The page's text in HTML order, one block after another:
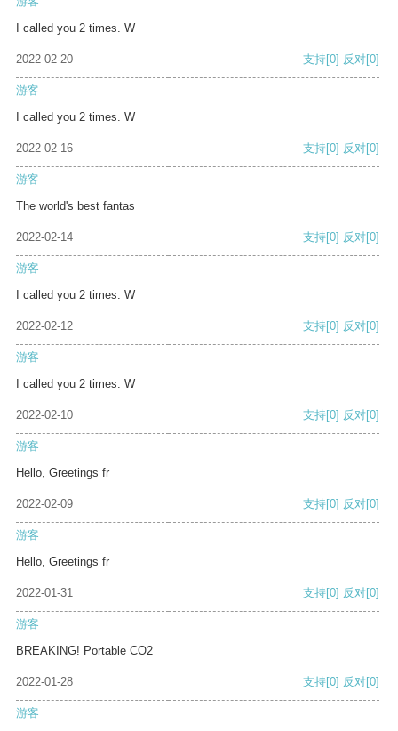
I called you 2 times. W
2022-02-20 支持[0] 反对[0]
游客
I called you 2 times. W
2022-02-16 支持[0] 反对[0]
游客
The world's best fantas
2022-02-14 支持[0] 反对[0]
游客
I called you 2 times. W
2022-02-12 支持[0] 反对[0]
游客
I called you 2 times. W
2022-02-10 支持[0] 反对[0]
游客
Hello, Greetings fr
2022-02-09 支持[0] 反对[0]
游客
Hello, Greetings fr
2022-01-31 支持[0] 反对[0]
游客
BREAKING! Portable CO2
2022-01-28 支持[0] 反对[0]
游客